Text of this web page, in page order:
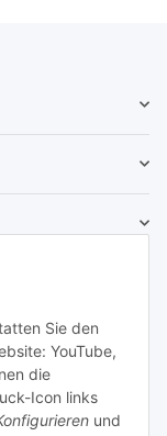
Sie den
YouTube,
die
Icon links
und